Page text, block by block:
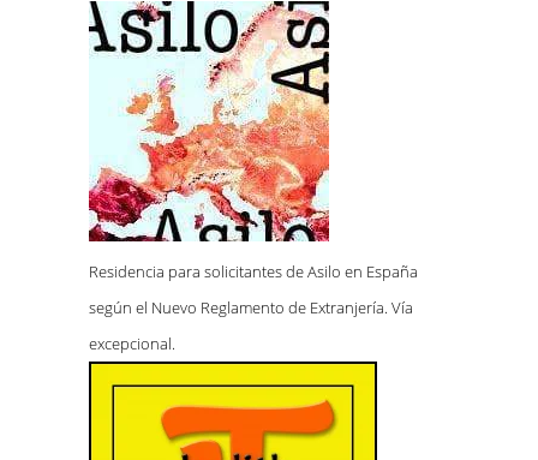
Residencia para solicitantes de Asilo en España
según el Nuevo Reglamento de Extranjería. Vía
excepcional.